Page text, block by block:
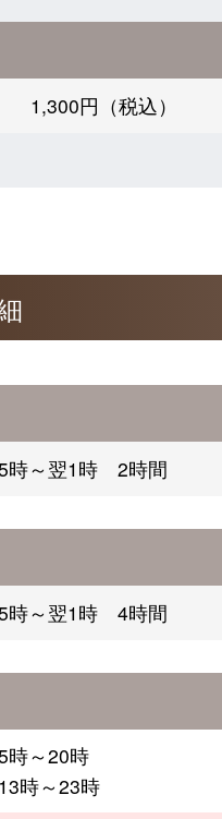
1,300円（税込）
時～翌1時 2時間
時～翌1時 4時間
時～20時
13時～23時